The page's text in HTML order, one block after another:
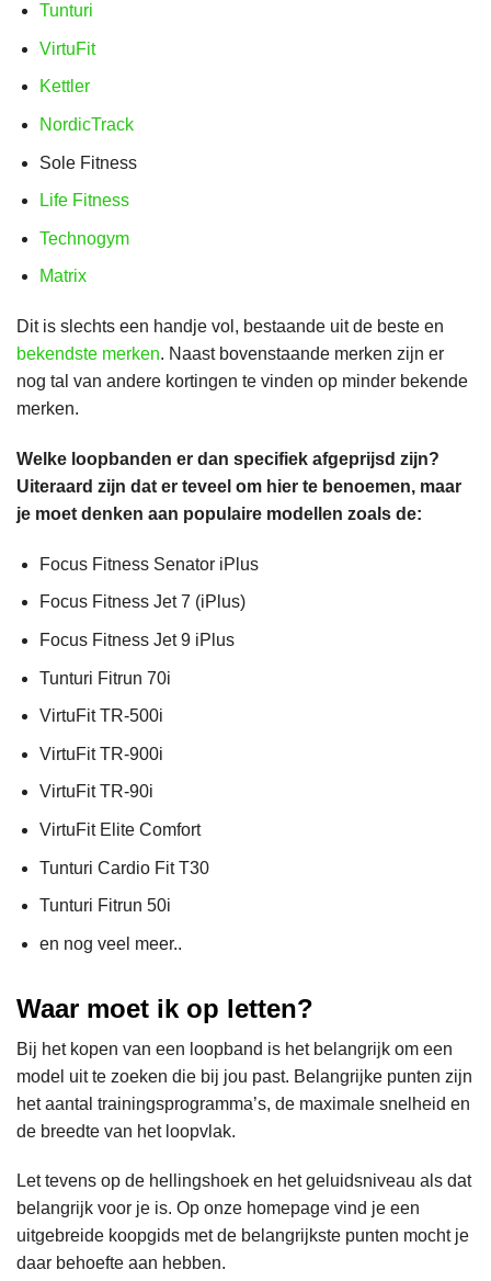
Tunturi
VirtuFit
Kettler
NordicTrack
Sole Fitness
Life Fitness
Technogym
Matrix
Dit is slechts een handje vol, bestaande uit de beste en
bekendste merken. Naast bovenstaande merken zijn er
nog tal van andere kortingen te vinden op minder bekende
merken.
Welke loopbanden er dan specifiek afgeprijsd zijn?
Uiteraard zijn dat er teveel om hier te benoemen, maar
je moet denken aan populaire modellen zoals de:
Focus Fitness Senator iPlus
Focus Fitness Jet 7 (iPlus)
Focus Fitness Jet 9 iPlus
Tunturi Fitrun 70i
VirtuFit TR-500i
VirtuFit TR-900i
VirtuFit TR-90i
VirtuFit Elite Comfort
Tunturi Cardio Fit T30
Tunturi Fitrun 50i
en nog veel meer..
Waar moet ik op letten?
Bij het kopen van een loopband is het belangrijk om een
model uit te zoeken die bij jou past. Belangrijke punten zijn
het aantal trainingsprogramma’s, de maximale snelheid en
de breedte van het loopvlak.
Let tevens op de hellingshoek en het geluidsniveau als dat
belangrijk voor je is. Op onze homepage vind je een
uitgebreide koopgids met de belangrijkste punten mocht je
daar behoefte aan hebben.